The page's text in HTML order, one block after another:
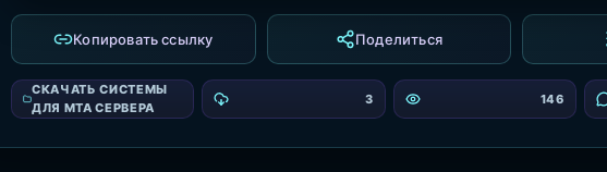
Копировать ссылку Поделиться
СКАЧАТЬ СИСТЕМЫ
ДЛЯ MTA СЕРВЕРА
3 146